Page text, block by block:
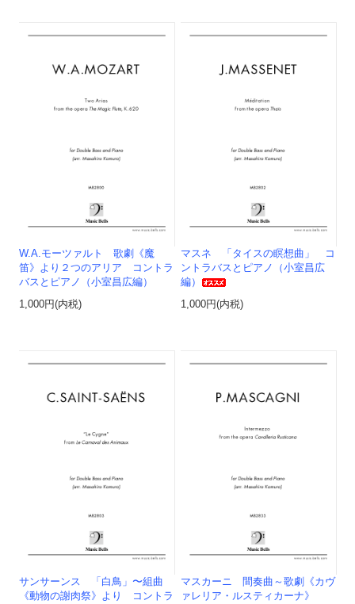
W.A.モーツァルト 歌劇《魔
笛》より２つのアリア コントラ
バスとピアノ（小室昌広編）
1,000円(内税)
マスネ 「タイスの瞑想曲」 コ
ントラバスとピアノ（小室昌広
編）
1,000円(内税)
サンサーンス 「白鳥」〜組曲
《動物の謝肉祭》より コントラ
マスカーニ 間奏曲～歌劇《カヴ
ァレリア・ルスティカーナ》